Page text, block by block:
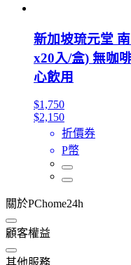
新加坡琉元堂
x20入/盒) 無咖
心飲用
$1,750
$2,150
折價券
P幣
關於PChome24h
顧客權益
其他服務